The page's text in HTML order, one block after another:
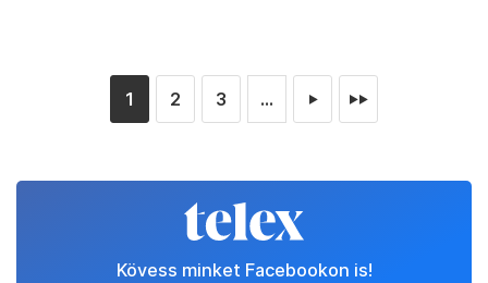
1 2 3 ... ► ►►
Kövess minket Facebookon is!